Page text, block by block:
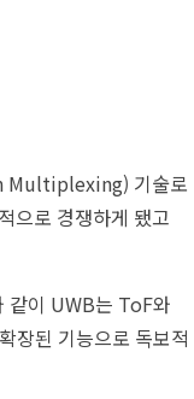
Multiplexing) 기술로
으로 경쟁하게 됐고
같이 UWB는 ToF와
장된 기능으로 독보적